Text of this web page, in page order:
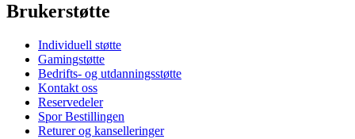
Brukerstøtte
Individuell støtte
Gamingstøtte
Bedrifts- og utdanningsstøtte
Kontakt oss
Reservedeler
Spor Bestillingen
Returer og kanselleringer